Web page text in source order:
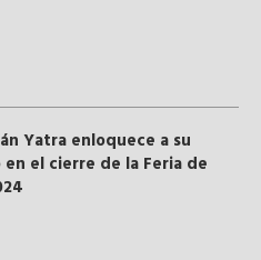
Yatra enloquece a su
el cierre de la Feria de